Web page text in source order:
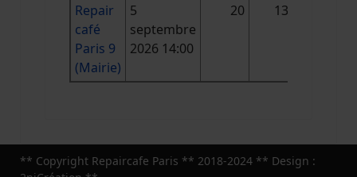
Repair
café
Paris 9
(Mairie)
5
septembre
2026 14:00
20 13
** Copyright Repaircafe Paris ** 2018-2024 ** Design :